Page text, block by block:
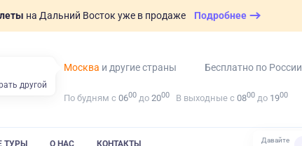
на Дальний Восток уже в продаже Подробнее
Москва и другие страны Бесплатно по России
По будням с 0600 до 2000 В выходные с 0800 до 1900
ТУРЫ О НАС КОНТАКТЫ
Давайте
другой